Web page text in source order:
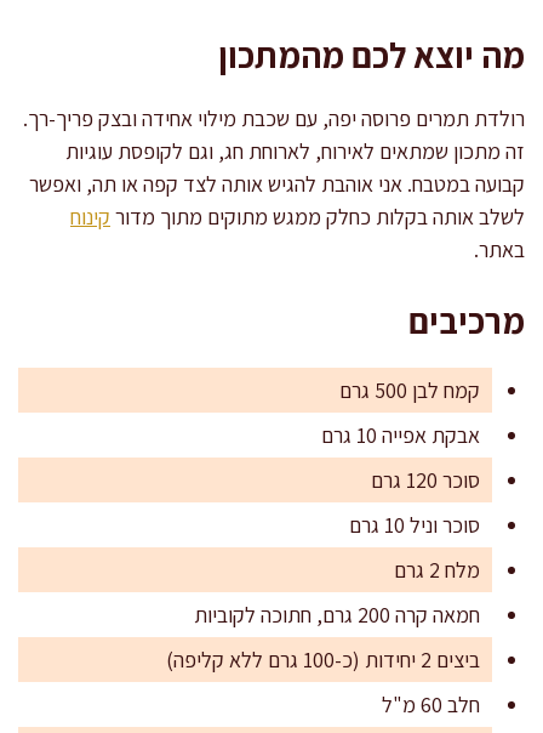
מה יוצא לכם מהמתכון
רולדת תמרים פרוסה יפה, עם שכבת מילוי אחידה ובצק פריך-רך.
זה מתכון שמתאים לאירוח, לארוחת חג, וגם לקופסת עוגיות
קבועה במטבח. אני אוהבת להגיש אותה לצד קפה או תה, ואפשר
לשלב אותה בקלות כחלק ממגש מתוקים מתוך מדור קינוח
באתר.
מרכיבים
קמח לבן 500 גרם
אבקת אפייה 10 גרם
סוכר 120 גרם
סוכר וניל 10 גרם
מלח 2 גרם
חמאה קרה 200 גרם, חתוכה לקוביות
ביצים 2 יחידות (כ-100 גרם ללא קליפה)
חלב 60 מ"ל